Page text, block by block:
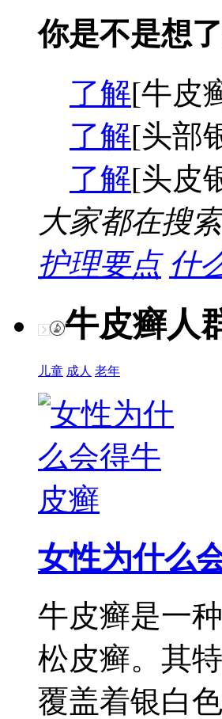
你是不是想了
了解[牛皮
了解[头部
了解[头皮
大家都在搜
护理要点 什
牛皮癣人
儿童 成人 老年
女性为什么
牛皮癣是一
松皮癣。其
覆盖着银白